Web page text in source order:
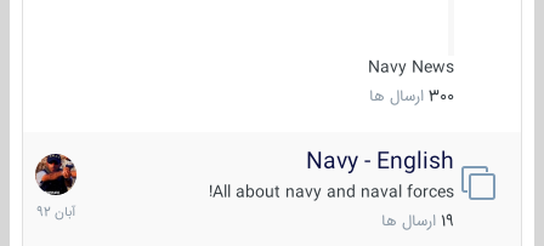
Navy News
300 ارسال ها
Navy - English
All about navy and naval forces!
ارسال ها
22
آبان
1392